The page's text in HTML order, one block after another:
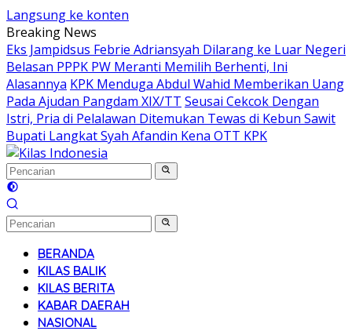
Langsung ke konten
Breaking News
Eks Jampidsus Febrie Adriansyah Dilarang ke Luar Negeri
Belasan PPPK PW Meranti Memilih Berhenti, Ini
Alasannya KPK Menduga Abdul Wahid Memberikan Uang
Pada Ajudan Pangdam XIX/TT Seusai Cekcok Dengan
Istri, Pria di Pelalawan Ditemukan Tewas di Kebun Sawit
Bupati Langkat Syah Afandin Kena OTT KPK
BERANDA
KILAS BALIK
KILAS BERITA
KABAR DAERAH
NASIONAL